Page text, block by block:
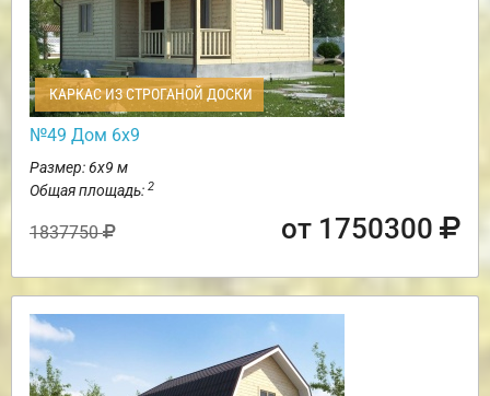
КАРКАС ИЗ СТРОГАНОЙ ДОСКИ
№49 Дом 6х9
Размер: 6х9 м
Общая площадь: 2
1837750 от 1750300